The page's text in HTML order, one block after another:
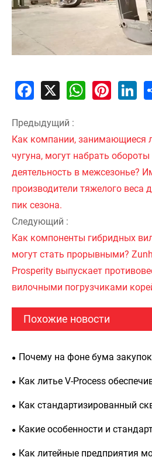
Facebook
X WhatsAppPinterest
Предыдущий :
Как компании, занимающиеся
чугуна, могут набрать
деятельность в межсезонье?
производители тяжелого веса
пик сезона.
Следующий :
Как компоненты гибридных
могут стать прорывными?
Prosperity выпускает
вилочными погрузчиками
Похожие новости
Почему на фоне бума
Ближнем Востоке зарубежные
Как литье V-Process
качество? Zunhua Shengjian
вспомогательных плавильных
Как стандартизированный
процесса обеспечивает
Какие особенности и
контроля при поставке
Как литейные предприятия